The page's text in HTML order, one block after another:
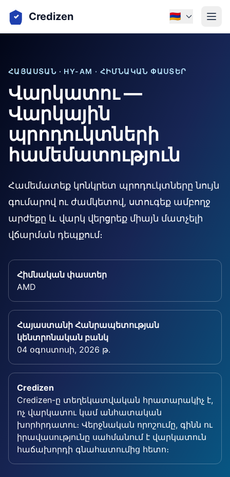
Credizen 🇦🇲
ՀԱՅԱՍՏԱՆ · HY-AM · ՀԻՄՆԱԿԱՆ ՓԱՍՏԵՐ
Վարկատու —
Վարկային
պրոդուկտների
համեմատություն
Համեմատեք կոնկրետ պրոդուկտները նույն
գումարով ու ժամկետով, ստուգեք ամբողջ
արժեքը և վարկ վերցրեք միայն մատչելի
վճարման դեպքում։
Հիմնական փաստեր
AMD
Հայաստանի Հանրապետության
կենտրոնական բանկ
04 օգոստոսի, 2026 թ.
Credizen
Credizen-ը տեղեկատվական հրատարակիչ է,
ոչ վարկատու կամ անհատական
խորհրդատու։ Վերջնական որոշումը, գինն ու
իրավասությունը սահմանում է վարկատուն
հաճախորդի գնահատումից հետո։